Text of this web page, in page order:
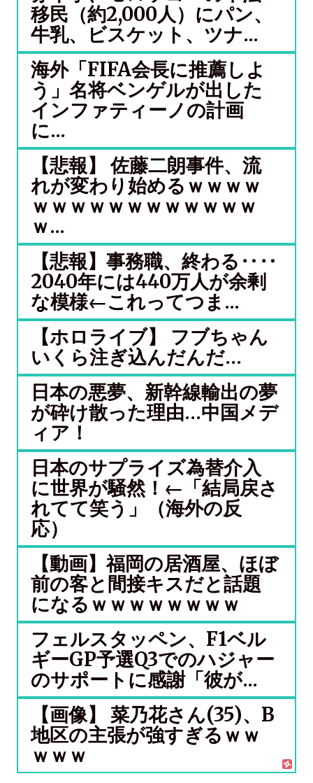
移民（約2,000人）にパン、
牛乳、ビスケット、ツナ...
海外「FIFA会長に推薦しよ
う」名将ベンゲルが出した
インファティーノの計画
に...
【悲報】 佐藤二朗事件、流
れが変わり始めるｗｗｗｗ
ｗｗｗｗｗｗｗｗｗｗｗｗ
ｗ...
【悲報】事務職、終わる‥‥
2040年には440万人が余剰
な模様←これってつま...
【ホロライブ】 フブちゃん
いくら注ぎ込んだんだ…
日本の悪夢、新幹線輸出の夢
が砕け散った理由…中国メデ
ィア！
日本のサプライズ為替介入
に世界が騒然！←「結局戻さ
れてて笑う」（海外の反
応）
【動画】福岡の居酒屋、ほぼ
前の客と間接キスだと話題
になるｗｗｗｗｗｗｗｗ
フェルスタッペン、F1ベル
ギーGP予選Q3でのハジャー
のサポートに感謝「彼が...
【画像】 菜乃花さん(35)、B
地区の主張が強すぎるｗｗ
ｗｗｗ